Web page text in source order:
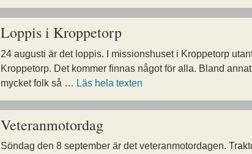
Loppis i Kroppetorp
24 augusti är det loppis. I missionshuset i Kroppetorp
Kroppetorp. Det kommer finnas något för alla. Bland
mycket folk så … Läs hela texten
Veteranmotordag
Söndag den 8 september är det veteranmotordagen.